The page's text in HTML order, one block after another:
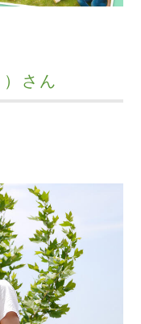
さん